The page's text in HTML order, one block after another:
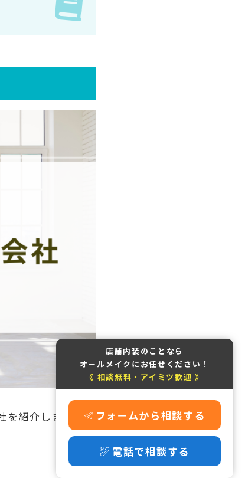
紹介します。
店舗内装のことなら
オールメイクにお任せください！
《 相談無料・アイミツ歓迎 》
フォームから相談する
電話で相談する